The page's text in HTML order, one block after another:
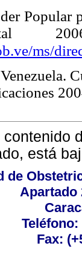
Popular
ms/
contenido
está
de
Apartado
Teléfono:
Fax: